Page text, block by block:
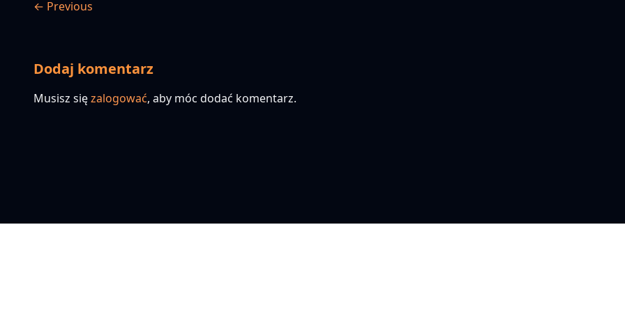
← Previous
Dodaj komentarz
Musisz sięzalogować, aby móc dodać komentarz.